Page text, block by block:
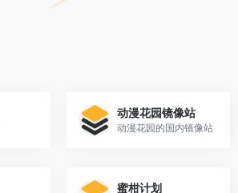
动漫花园镜像站
动漫花园的国内镜像站
蜜柑计划